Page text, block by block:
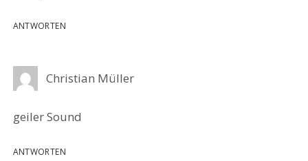
ANTWORTEN
Christian Müller
geiler Sound
ANTWORTEN